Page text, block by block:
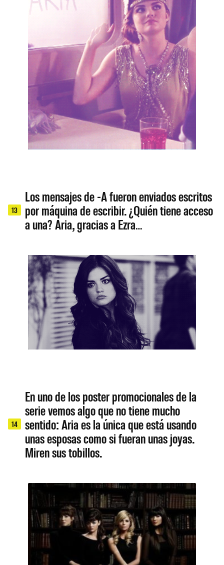
13
Los mensajes de -A fueron enviados escritos
por máquina de escribir. ¿Quién tiene acceso
a una? Aria, gracias a Ezra…
14
En uno de los poster promocionales de la
serie vemos algo que no tiene mucho
sentido: Aria es la única que está usando
unas esposas como si fueran unas joyas.
Miren sus tobillos.